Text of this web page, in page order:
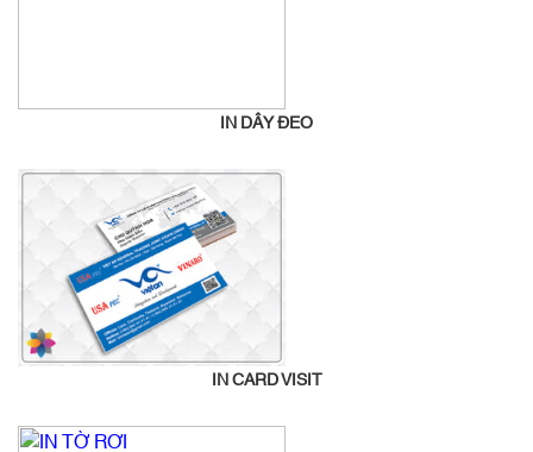
IN DÂY ĐEO
IN CARD VISIT